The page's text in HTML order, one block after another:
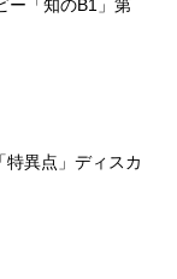
ー「知のB1」第
特異点」ディスカ